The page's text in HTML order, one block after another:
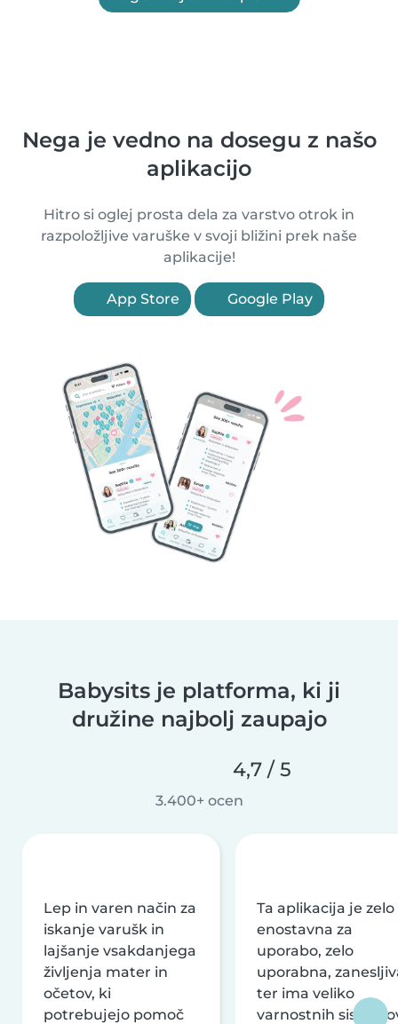
Nega je vedno na dosegu z našo
aplikacijo
Hitro si oglej prosta dela za varstvo otrok in
razpoložljive varuške v svoji bližini prek naše
aplikacije!
App Store Google Play
Babysits je platforma, ki ji
družine najbolj zaupajo
4,7 / 5
3.400+ ocen
Lep in varen način za
iskanje varušk in
lajšanje vsakdanjega
življenja mater in
očetov, ki
potrebujejo pomoč
Ta aplikacija je zelo
enostavna za
uporabo, zelo
uporabna,
ter ima veliko
varnostnih